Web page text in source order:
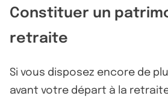
Constituer un
retraite
Si vous disposez encore de
avant votre départ à la